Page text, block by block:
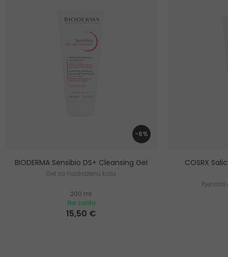
-6%
BIODERMA Sensibio DS+ Cleansing Gel
Gel za nadraženu kožu
200 ml
Na zalihi
15,50 €
COSRX